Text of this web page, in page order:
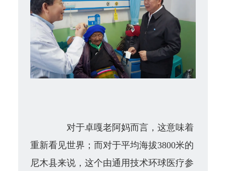
对于卓嘎老阿妈而言，这意味着
重新看见世界；而对于平均海拔3800米的
尼木县来说，这个由通用技术环球医疗参